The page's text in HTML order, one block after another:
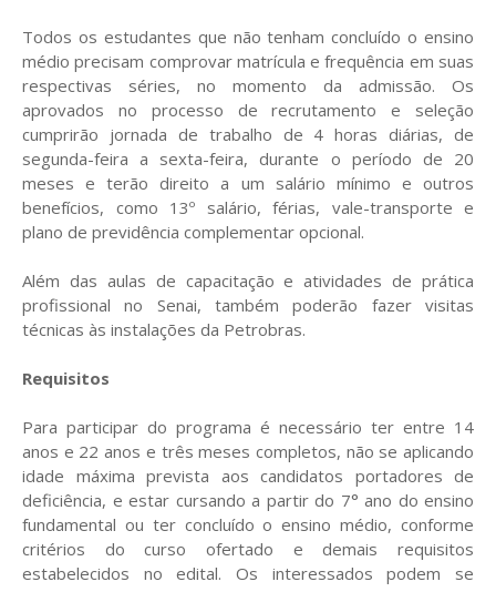
Todos os estudantes que não tenham concluído o ensino
médio precisam comprovar matrícula e frequência em suas
respectivas séries, no momento da admissão. Os
aprovados no processo de recrutamento e seleção
cumprirão jornada de trabalho de 4 horas diárias, de
segunda-feira a sexta-feira, durante o período de 20
meses e terão direito a um salário mínimo e outros
benefícios, como 13º salário, férias, vale-transporte e
plano de previdência complementar opcional.
Além das aulas de capacitação e atividades de prática
profissional no Senai, também poderão fazer visitas
técnicas às instalações da Petrobras.
Requisitos
Para participar do programa é necessário ter entre 14
anos e 22 anos e três meses completos, não se aplicando
idade máxima prevista aos candidatos portadores de
deficiência, e estar cursando a partir do 7° ano do ensino
fundamental ou ter concluído o ensino médio, conforme
critérios do curso ofertado e demais requisitos
estabelecidos no edital. Os interessados podem se